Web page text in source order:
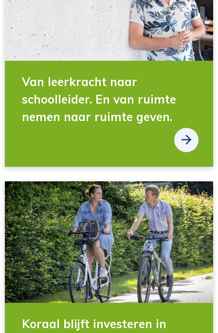
Van leerkracht naar
schoolleider. En van ruimte
nemen naar ruimte geven.
Koraal blijft investeren in